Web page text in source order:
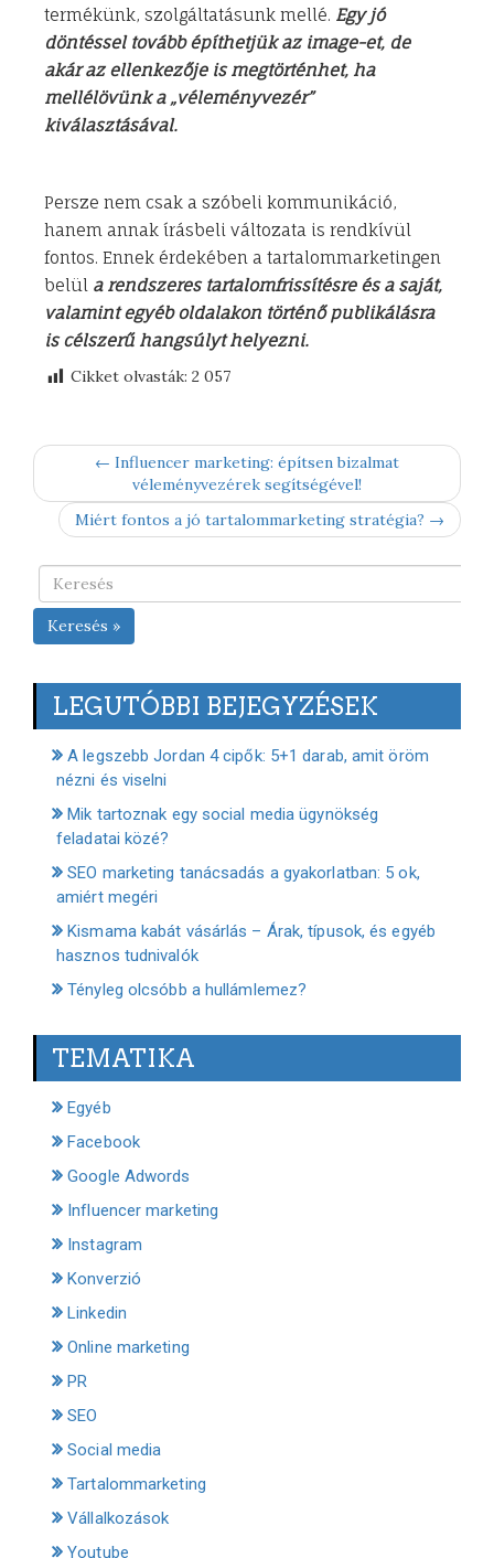
termékünk, szolgáltatásunk mellé. Egy jó
döntéssel tovább építhetjük az image-et, de
akár az ellenkezője is megtörténhet, ha
mellélövünk a „véleményvezér”
kiválasztásával.
Persze nem csak a szóbeli kommunikáció,
hanem annak írásbeli változata is rendkívül
fontos. Ennek érdekében a tartalommarketingen
belül a rendszeres tartalomfrissítésre és a saját,
valamint egyéb oldalakon történő publikálásra
is célszerű hangsúlyt helyezni.
Cikket olvasták: 2 057
← Influencer marketing: építsen bizalmat
véleményvezérek segítségével!
Miért fontos a jó tartalommarketing stratégia? →
Keresés »
LEGUTÓBBI BEJEGYZÉSEK
A legszebb Jordan 4 cipők: 5+1 darab, amit öröm
nézni és viselni
Mik tartoznak egy social media ügynökség
feladatai közé?
SEO marketing tanácsadás a gyakorlatban: 5 ok,
amiért megéri
Kismama kabát vásárlás – Árak, típusok, és egyéb
hasznos tudnivalók
Tényleg olcsóbb a hullámlemez?
TEMATIKA
Egyéb
Facebook
Google Adwords
Influencer marketing
Instagram
Konverzió
Linkedin
Online marketing
PR
SEO
Social media
Tartalommarketing
Vállalkozások
Youtube